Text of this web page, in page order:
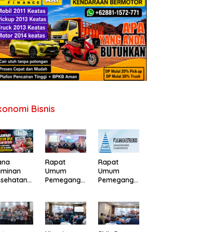
Bisnis
Rapat
Umum
Pemegang
Gapuraprim
a Tbk
Tahun Buku
Rapat
Umum
Pemegang
Alakasa
Industrindo
Tbk 2026